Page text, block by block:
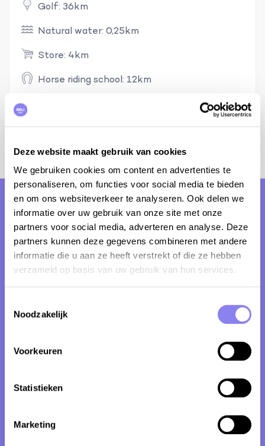
Deze website maakt gebruik van cookies
We gebruiken cookies om content en advertenties te
personaliseren, om functies voor social media te bieden
en om ons websiteverkeer te analyseren. Ook delen we
informatie over uw gebruik van onze site met onze
partners voor social media, adverteren en analyse. Deze
partners kunnen deze gegevens combineren met andere
informatie die u aan ze heeft verstrekt of die ze hebben
verzameld op basis van uw gebruik van hun services.
Noodzakelijk
Voorkeuren
Statistieken
Marketing
Golf: 36km
Natural water: 0,25km
Store: 4km
Horse riding school: 12km
Reviews
Mas des Bignones has received 15
reviews and received an average
guest rating of:
8.7
Mooi, karaktervol gebouw, mooi gelegen, fijne